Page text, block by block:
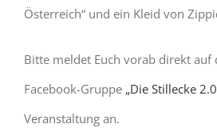
Österreich“ und ein Kleid von
Bitte meldet Euch vorab direkt auf
Facebook-Gruppe „Die Stillecke
Veranstaltung an.